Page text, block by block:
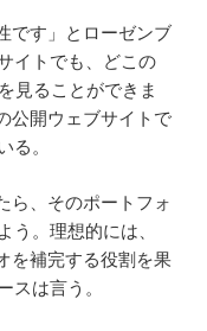
です」とローゼンブ
イトでも、どこの
見ることができま
公開ウェブサイトで
る。
ら、そのポートフォ
う。理想的には、
を補完する役割を果
スは言う。